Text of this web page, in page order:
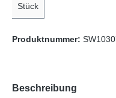
Stück
Produktnummer:
Beschreibung